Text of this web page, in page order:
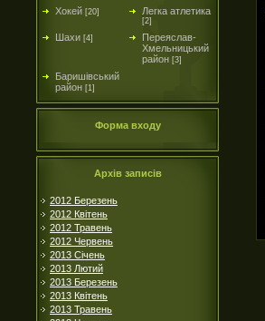
Хокей [20] Легка атлетика
[2]
Шахи [4]
Переяслав-
Хмельницький
район [3]
Баришівський
район [1]
Форма входу
Архів записів
2012 Березень
2012 Квітень
2012 Травень
2012 Червень
2013 Січень
2013 Лютий
2013 Березень
2013 Квітень
2013 Травень